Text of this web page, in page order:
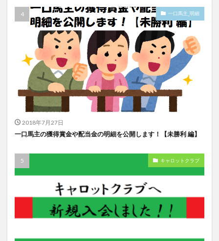
一口馬主_明細
2018年7月27日
一口馬主の獲得賞金や配当金の明細を公開します！【未勝利 編】
キャロットクラブ